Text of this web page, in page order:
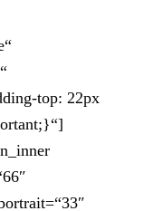
top: 22px